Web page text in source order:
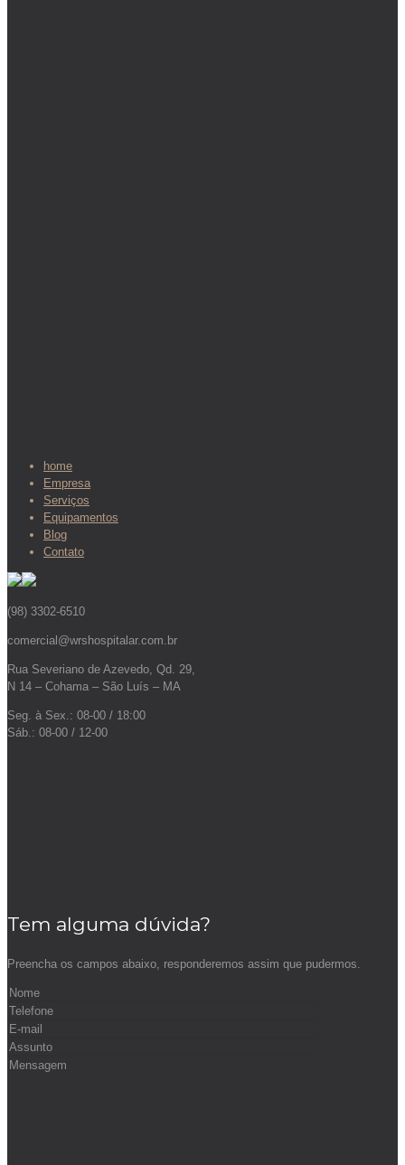
home
Empresa
Serviços
Equipamentos
Blog
Contato
(98) 3302-6510
comercial@wrshospitalar.com.br
Rua Severiano de Azevedo, Qd. 29,
N 14 – Cohama – São Luís – MA
Seg. à Sex.: 08-00 / 18:00
Sáb.: 08-00 / 12-00
Tem alguma dúvida?
Preencha os campos abaixo, responderemos assim que pudermos.